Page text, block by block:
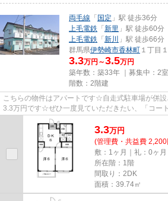
両毛線 「 国定 」駅 徒歩36分
上毛電鉄 「 新里 」駅 徒歩60分
上毛電鉄 「 新川
」駅 徒歩66分
群馬県伊勢崎市香林町 １丁目
3.3万円～3.5万円
築年数：築33年 ｜募集中： 2室
階数：2階建
こちらの物件はアパートです☆自走式駐車場が併
3.3万円です☆ぜひ一度見ていただきたい、「コー
できるだけ早めに不動産情報を集...
3.3万円
(管理費・共益費
敷：1ヶ月｜礼：0ヶ月
所在階：1階
間取り：2DK
面積：39.74㎡